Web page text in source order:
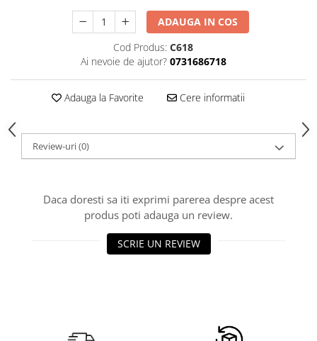
ADAUGA IN COS
Cod Produs: C618
Ai nevoie de ajutor? 0731686718
Adauga la Favorite Cere informatii
Review-uri(0)
Daca doresti sa iti exprimi parerea despre acest
produs poti adauga un review.
SCRIE UN REVIEW